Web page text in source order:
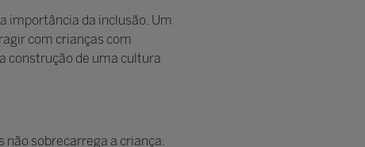
importância da inclusão. Um
com crianças com
construção de uma cultura
sobrecarrega a criança.